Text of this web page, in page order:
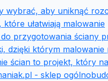
wybrać, aby uniknąć
które ułatwiają malowanie
przygotowania ściany
dzięki którym malowanie
ścian to projekt, który
- sklep